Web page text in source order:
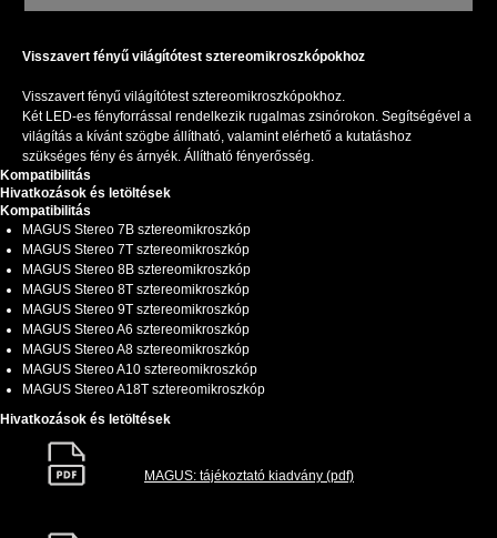
Visszavert fényű világítótest sztereomikroszkópokhoz
Visszavert fényű világítótest sztereomikroszkópokhoz.
Két LED-es fényforrással rendelkezik rugalmas zsinórokon. Segítségével a
világítás a kívánt szögbe állítható, valamint elérhető a kutatáshoz
szükséges fény és árnyék. Állítható fényerősség.
Kompatibilitás
Hivatkozások és letöltések
Kompatibilitás
MAGUS Stereo 7B sztereomikroszkóp
MAGUS Stereo 7T sztereomikroszkóp
MAGUS Stereo 8B sztereomikroszkóp
MAGUS Stereo 8T sztereomikroszkóp
MAGUS Stereo 9T sztereomikroszkóp
MAGUS Stereo A6 sztereomikroszkóp
MAGUS Stereo A8 sztereomikroszkóp
MAGUS Stereo A10 sztereomikroszkóp
MAGUS Stereo A18T sztereomikroszkóp
Hivatkozások és letöltések
MAGUS: tájékoztató kiadvány (pdf)